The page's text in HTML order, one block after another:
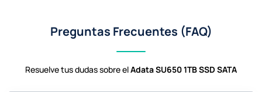
Preguntas Frecuentes (FAQ)
Resuelve tus dudas sobre elAdata SU650 1TB SSD SATA